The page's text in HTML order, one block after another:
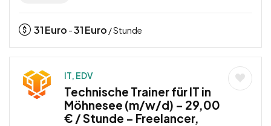
31Euro -31Euro / Stunde
IT, EDV
Technische Trainer für IT in
Möhnesee (m/w/d) – 29,00
€ / Stunde – Freelancer,